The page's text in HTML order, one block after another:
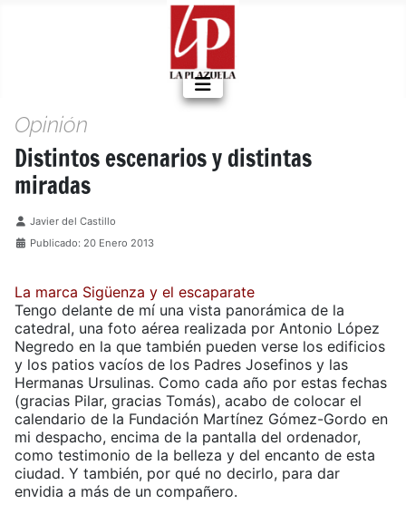
Opinión
Distintos escenarios y distintas
miradas
Detalles
Javier del Castillo
Publicado: 20 Enero 2013
La marca Sigüenza y el escaparate
Tengo delante de mí una vista panorámica de la
catedral, una foto aérea realizada por Antonio López
Negredo en la que también pueden verse los edificios
y los patios vacíos de los Padres Josefinos y las
Hermanas Ursulinas. Como cada año por estas fechas
(gracias Pilar, gracias Tomás), acabo de colocar el
calendario de la Fundación Martínez Gómez-Gordo en
mi despacho, encima de la pantalla del ordenador,
como testimonio de la belleza y del encanto de esta
ciudad. Y también, por qué no decirlo, para dar
envidia a más de un compañero.